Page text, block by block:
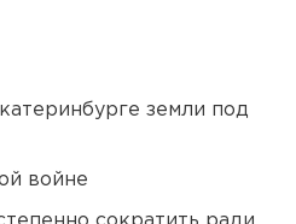
земли под
войне